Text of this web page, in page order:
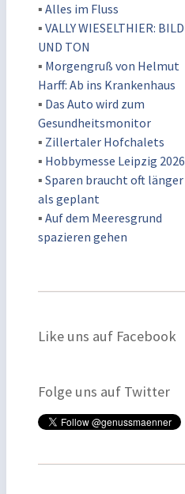
▪ Alles im Fluss
▪ VALLY WIESELTHIER: BILD
UND TON
▪ Morgengruß von Helmut
Harff: Ab ins Krankenhaus
▪ Das Auto wird zum
Gesundheitsmonitor
▪ Zillertaler Hofchalets
▪ Hobbymesse Leipzig 2026
▪ Sparen braucht oft länger
als geplant
▪ Auf dem Meeresgrund
spazieren gehen
Like uns auf Facebook
Folge uns auf Twitter